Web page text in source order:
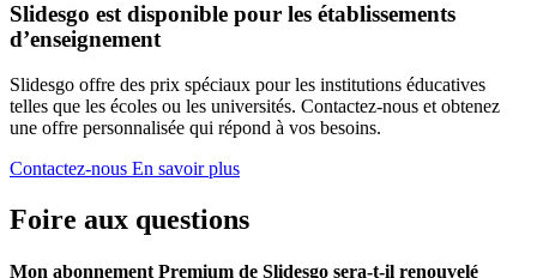
Slidesgo est disponible pour les établissements
d’enseignement
Slidesgo offre des prix spéciaux pour les institutions éducatives
telles que les écoles ou les universités. Contactez-nous et obtenez
une offre personnalisée qui répond à vos besoins.
Contactez-nous En savoir plus
Foire aux questions
Mon abonnement Premium de Slidesgo sera-t-il renouvelé